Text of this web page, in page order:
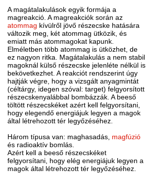
A magátalakulások egyik formája a
magreakció. A magreakciók során az
atommag kívülről jövő részecske hatására
változik meg, két atommag ütközik, és
emiatt más atommagokat kapunk.
Elméletben több atommag is ütközhet, de
ez nagyon ritka. Magátalakulás a nem stabil
magoknál külső részecske jelenléte nélkül is
bekövetkezhet. A reakciót rendszerint úgy
hajtják végre, hogy a vizsgált anyagmintát
(céltárgy, idegen szóval: target) felgyorsított
részecskenyalábbal bombázzák. A beeső
töltött részecskéket azért kell felgyorsítani,
hogy elegendő energiájuk legyen a magok
által létrehozott tér legyőzéséhez.
Három típusa van: maghasadás, magfúzió
és radioaktív bomlás.
Azért kell a beeső részecskéket
felgyorsítani, hogy elég energiájuk legyen a
magok által létrehozott tér legyőzéséhez.